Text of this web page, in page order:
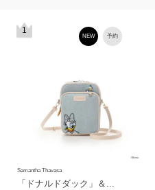
1
予約
NEW
Samantha Thavasa
「ドナルドダック」＆...